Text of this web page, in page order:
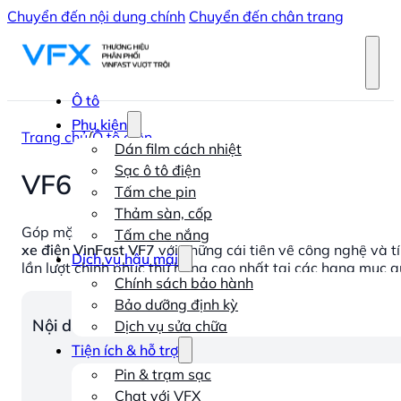
Chuyển đến nội dung chính Chuyển đến chân trang
Ô tô
Phụ kiện
Dán film cách nhiệt
Sạc ô tô điện
Tấm che pin
Thảm sàn, cốp
Tấm che nắng
Dịch vụ hậu mãi
Chính sách bảo hành
Bảo dưỡng định kỳ
Dịch vụ sửa chữa
Tiện ích & hỗ trợ
Pin & trạm sạc
Chat với VFX
Trang chủ/Ô tô điện
VF6 và VF7 chinh phục 4
Góp mặt tại Gala trao giải Better Choice Awards (BCA)
xe điện VinFast VF7 với những cải tiến về công nghệ và
lần lượt chinh phục thứ hạng cao nhất tại các hạng mục
Nội dung chính